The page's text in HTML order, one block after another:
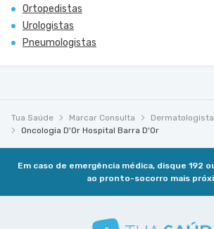
Ortopedistas
Urologistas
Pneumologistas
Tua Saúde Marcar Consulta
Dermatologista
Oncologia D'Or Hospital Barra D'Or
Em caso de emergência médica, disque 192
ao pronto-socorro mais